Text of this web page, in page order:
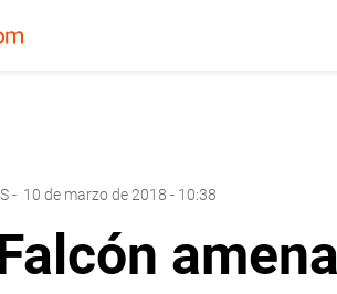
- 10 de marzo de 2018 - 10:38